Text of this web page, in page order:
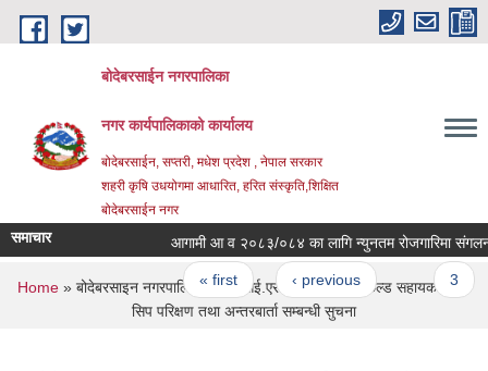
Skip to main content
बोदेबरसाईन नगरपालिका
नगर कार्यपालिकाको कार्यालय
बोदेबरसाईन, सप्तरी, मधेश प्रदेश , नेपाल सरकार
शहरी कृषि उधयोगमा आधारित, हरित संस्कृति,शिक्षित
बोदेबरसाईन नगर
समाचार आगामी आ व २०८३/०८४ का लागि न्युनतम रोजगारिमा संगलन
Pages
« first ‹ previous … 3
You are here
Home » बोदेबरसाइन नगरपालिकाको एम.आई.एस. अपरेटर तथा फिल्ड सहायक पदको
सिप परिक्षण तथा अन्तरबार्ता सम्बन्धी सुचना